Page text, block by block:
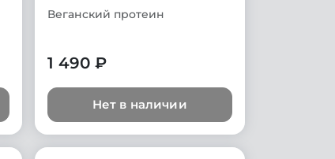
Веганский протеин
1 490 ₽
Нет в наличии